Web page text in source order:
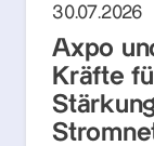
30.07.2026
Axpo
Kräfte